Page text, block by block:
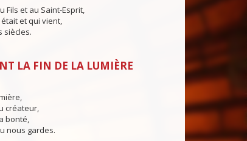
Fils et au Saint-Esprit,
et qui vient,
siècles.
LA FIN DE LA LUMIÈRE
créateur,
bonté,
nous gardes.